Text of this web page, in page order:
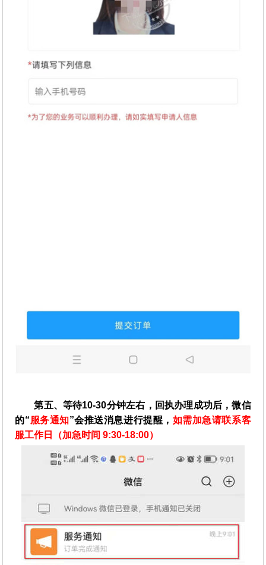
第五、等待10-30分钟左右，回执办理成功后，微信
的“服务通知”会推送消息进行提醒， 如需加急请联系客
服工作日（加急时间 9:30-18:00）